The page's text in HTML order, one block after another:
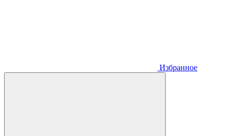
Избранное